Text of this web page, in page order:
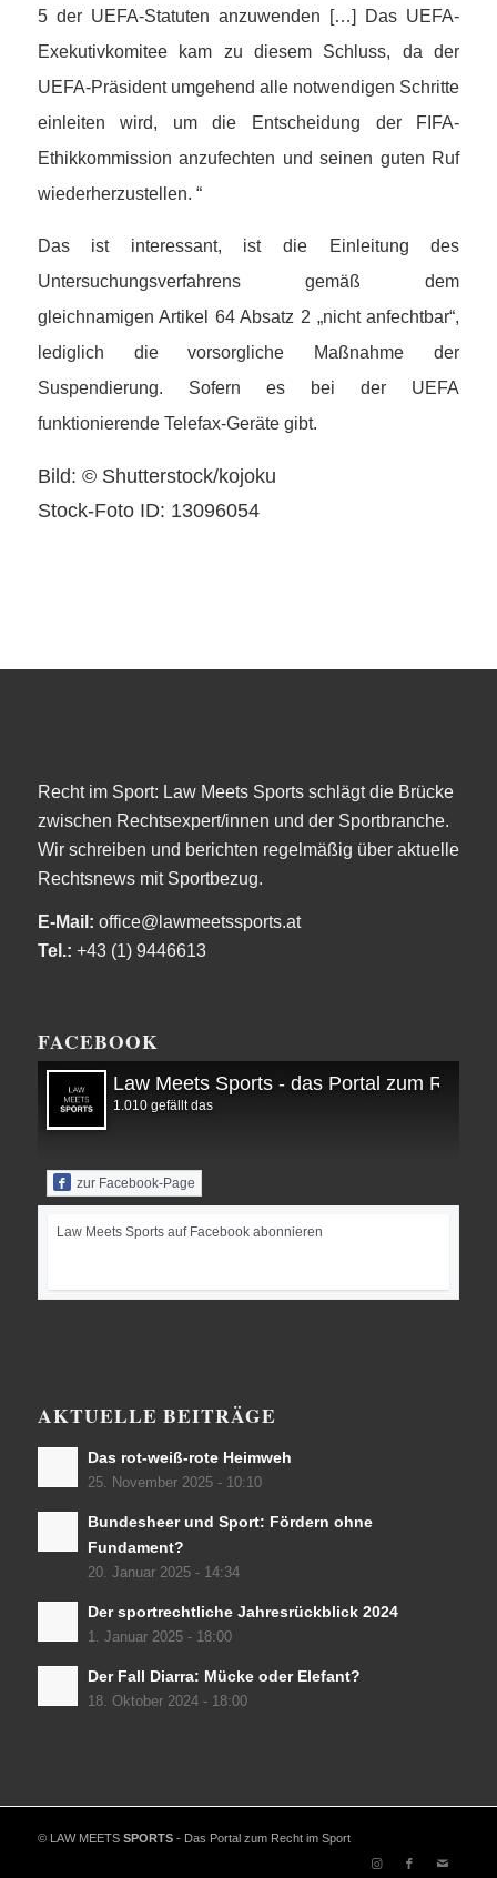
5 der UEFA-Statuten anzuwenden […] Das UEFA-
Exekutivkomitee kam zu diesem Schluss, da der
UEFA-Präsident umgehend alle notwendigen Schritte
einleiten wird, um die Entscheidung der FIFA-
Ethikkommission anzufechten und seinen guten Ruf
wiederherzustellen. “
Das ist interessant, ist die Einleitung des
Untersuchungsverfahrens gemäß dem
gleichnamigen Artikel 64 Absatz 2 „nicht anfechtbar“,
lediglich die vorsorgliche Maßnahme der
Suspendierung. Sofern es bei der UEFA
funktionierende Telefax-Geräte gibt.
Bild: © Shutterstock/kojoku
Stock-Foto ID: 13096054
Recht im Sport: Law Meets Sports schlägt die Brücke
zwischen Rechtsexpert/innen und der Sportbranche.
Wir schreiben und berichten regelmäßig über aktuelle
Rechtsnews mit Sportbezug.
E-Mail: office@lawmeetssports.at
Tel.: +43 (1) 9446613
FACEBOOK
Law Meets Sports - das Portal zum Recht
1.010 gefällt das
zur Facebook-Page
Law Meets Sports auf Facebook abonnieren
AKTUELLE BEITRÄGE
Das rot-weiß-rote Heimweh
25. November 2025 - 10:10
Bundesheer und Sport: Fördern ohne
Fundament?
20. Januar 2025 - 14:34
Der sportrechtliche Jahresrückblick 2024
1. Januar 2025 - 18:00
Der Fall Diarra: Mücke oder Elefant?
18. Oktober 2024 - 18:00
© LAW MEETS SPORTS- Das Portal zum Recht im Sport